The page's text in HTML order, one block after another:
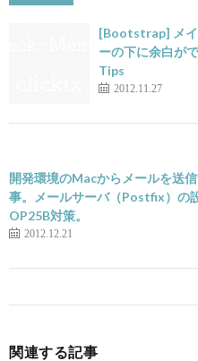
[Bootstrap] メイ
ーの下に余白が
Tips
2012.11.27
開発環境のMacからメールを送
事。メールサーバ（Postfix）の
OP25B対策。
2012.12.21
関連する記事